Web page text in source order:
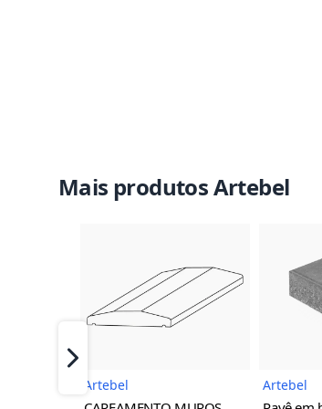
Mais produtos Artebel
Imagem do Produto
Artebel Artebel
Próximo